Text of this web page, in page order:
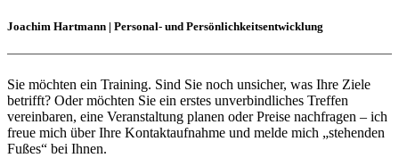
Joachim Hartmann | Personal- und Persönlichkeitsentwicklung
Sie möchten ein Training. Sind Sie noch unsicher, was Ihre Ziele
betrifft? Oder möchten Sie ein erstes unverbindliches Treffen
vereinbaren, eine Veranstaltung planen oder Preise nachfragen – ich
freue mich über Ihre Kontaktaufnahme und melde mich „stehenden
Fußes“ bei Ihnen.